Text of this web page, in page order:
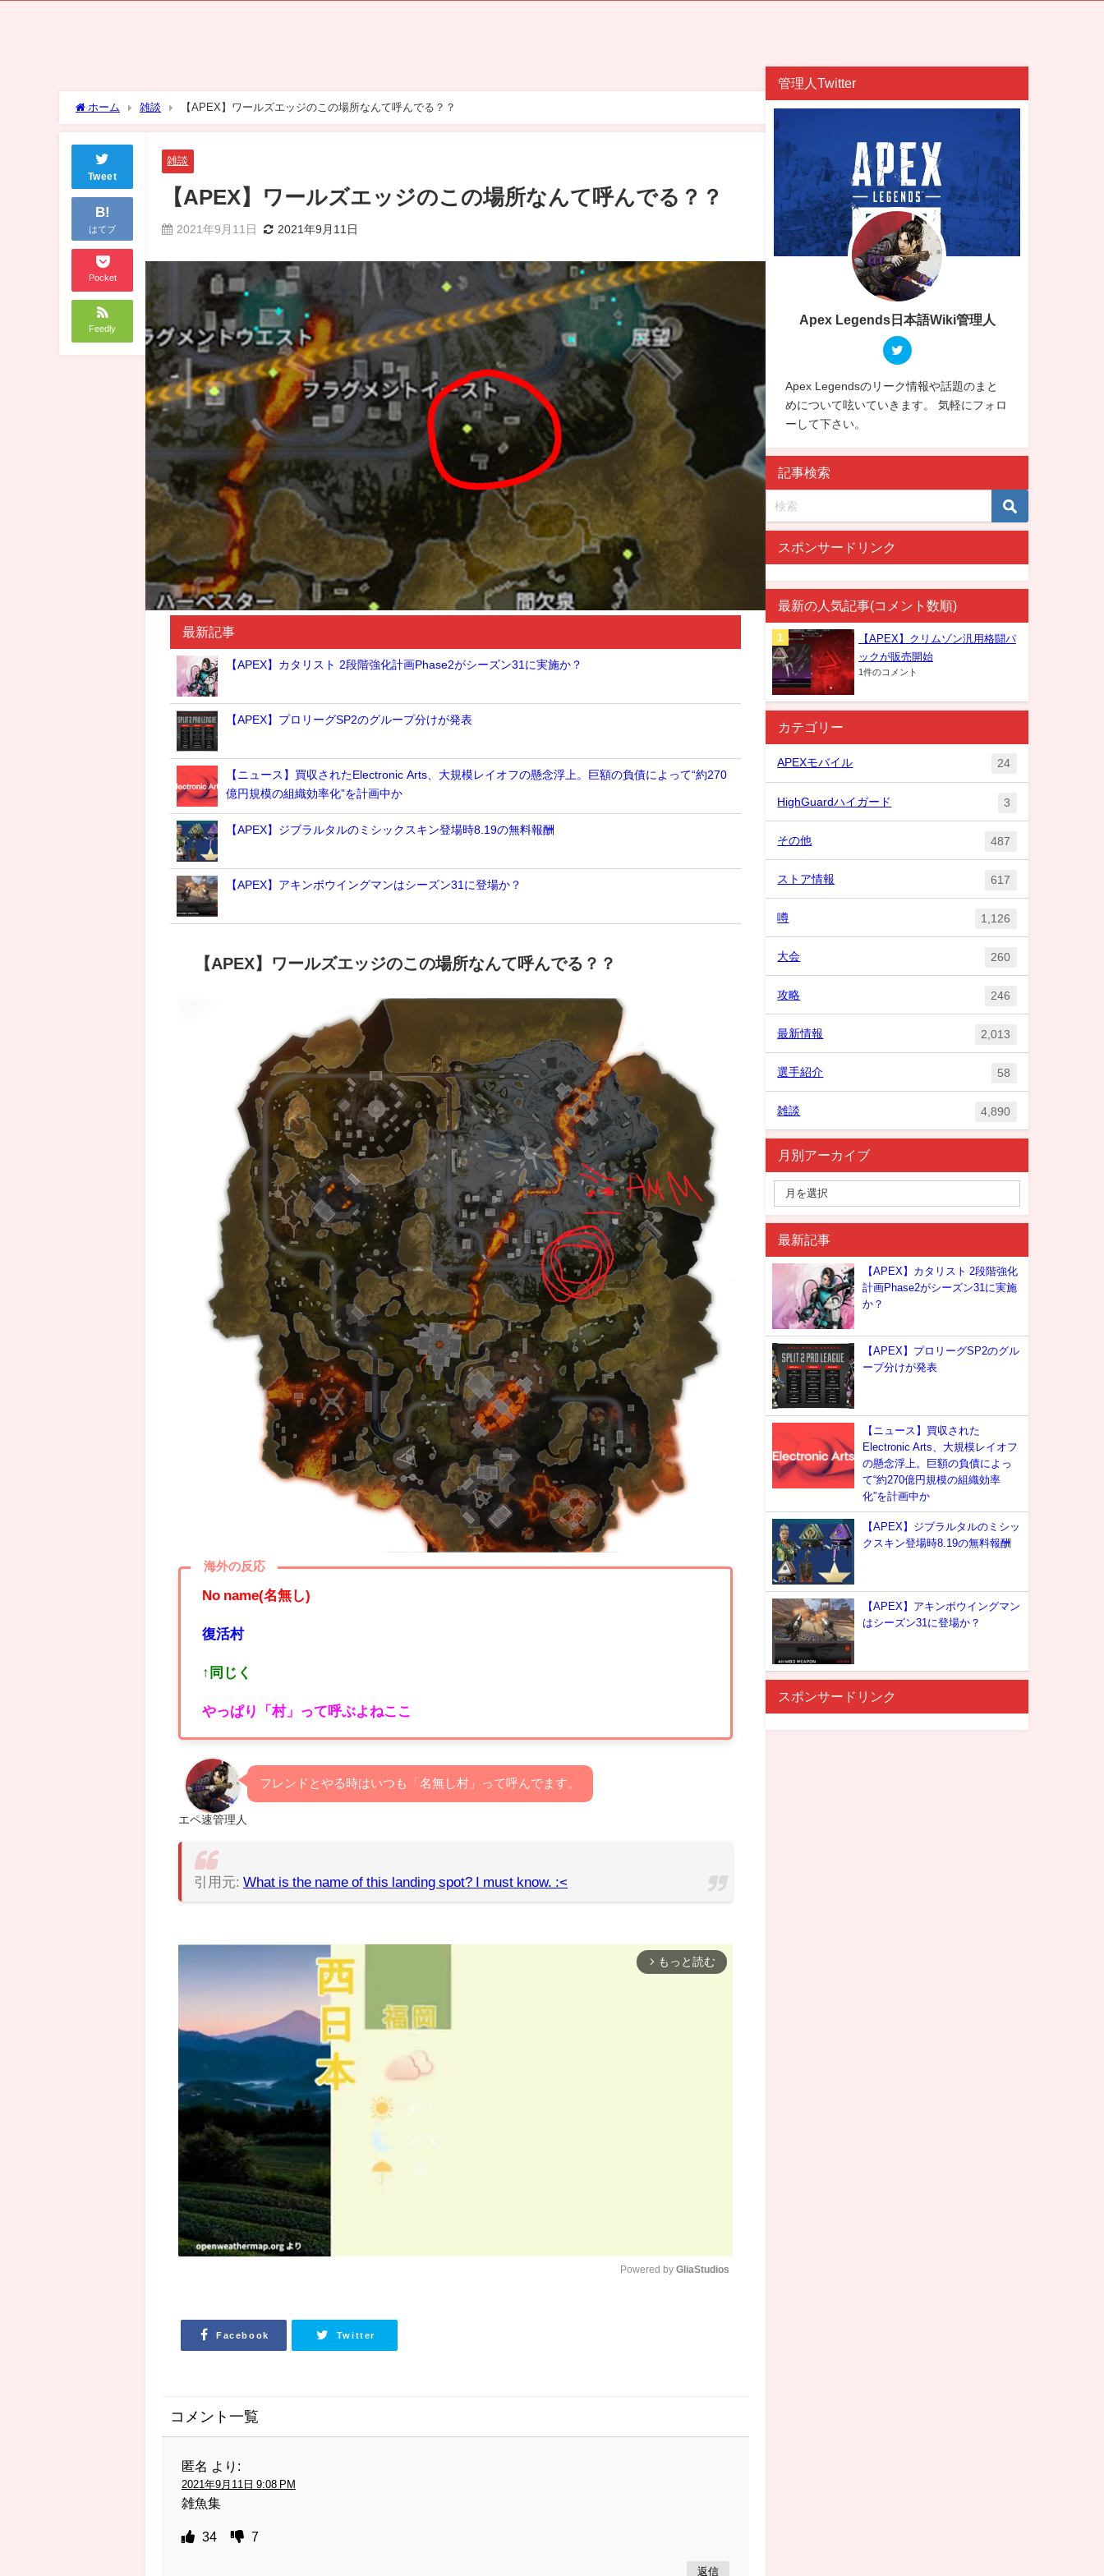
ホーム 雑談 【APEX】ワールズエッジのこの場所なんて呼んでる？？
Tweet
B!
はてブ
Pocket
Feedly
雑談
【APEX】ワールズエッジのこの場所なんて呼んでる？？
2021年9月11日 2021年9月11日
最新記事
【APEX】カタリスト 2段階強化計画Phase2がシーズン31に実施か？
【APEX】プロリーグSP2のグループ分けが発表
【ニュース】買収されたElectronic Arts、大規模レイオフの懸念浮上。巨額の負債によって“約270
億円規模の組織効率化”を計画中か
【APEX】ジブラルタルのミシックスキン登場時8.19の無料報酬
【APEX】アキンボウイングマンはシーズン31に登場か？
【APEX】ワールズエッジのこの場所なんて呼んでる？？
海外の反応
No name(名無し)
復活村
↑同じく
やっぱり「村」って呼ぶよねここ
エペ速管理人
フレンドとやる時はいつも「名無し村」って呼んでます。
引用元: What is the name of this landing spot? I must know. :<
arrow_forward_ios もっと読む
Powered by GliaStudios
Facebook Twitter
コメント一覧
匿名 より:
2021年9月11日 9:08 PM
雑魚集
34 7
返信
管理人Twitter
Apex Legends日本語Wiki管理人
Apex Legendsのリーク情報や話題のまと
めについて呟いていきます。 気軽にフォロ
ーして下さい。
記事検索
スポンサードリンク
最新の人気記事(コメント数順)
【APEX】クリムゾン汎用格闘パ
ックが販売開始
1件のコメント
カテゴリー
APEXモバイル 24
HighGuardハイガード 3
その他 487
ストア情報 617
噂 1,126
大会 260
攻略 246
最新情報 2,013
選手紹介 58
雑談 4,890
月別アーカイブ
最新記事
【APEX】カタリスト 2段階強化
計画Phase2がシーズン31に実施
か？
【APEX】プロリーグSP2のグル
ープ分けが発表
【ニュース】買収された
Electronic Arts、大規模レイオフ
の懸念浮上。巨額の負債によっ
て“約270億円規模の組織効率
化”を計画中か
【APEX】ジブラルタルのミシッ
クスキン登場時8.19の無料報酬
【APEX】アキンボウイングマン
はシーズン31に登場か？
スポンサードリンク